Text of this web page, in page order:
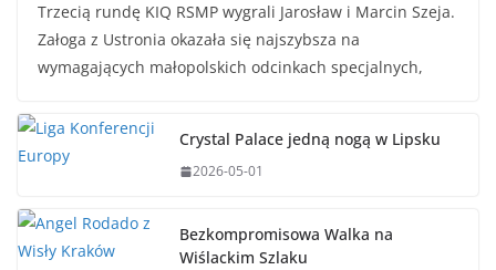
Trzecią rundę KIQ RSMP wygrali Jarosław i Marcin Szeja.
Załoga z Ustronia okazała się najszybsza na
wymagających małopolskich odcinkach specjalnych,
Crystal Palace jedną nogą w Lipsku
2026-05-01
Bezkompromisowa Walka na
Wiślackim Szlaku